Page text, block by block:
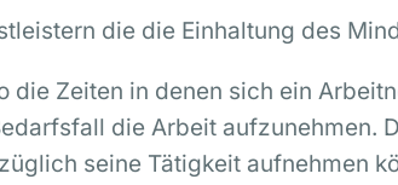
die die Einhaltung des
Zeiten in denen sich ein
die Arbeit aufzunehmen.
seine Tätigkeit aufnehmen